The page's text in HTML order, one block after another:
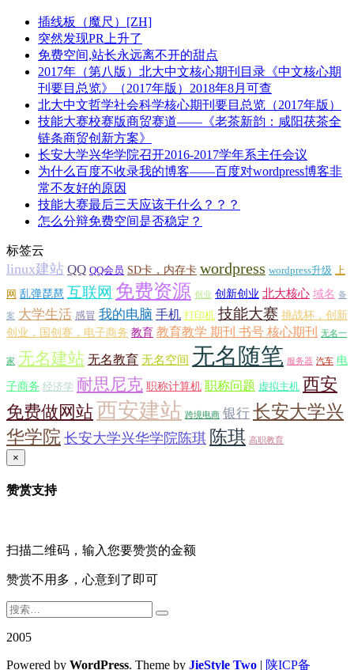
插线板（魔尺）[ZH]
突然发现PR上升了
免费空间,站长永远离不开的甜点
2017年（第八版）北大中文核心期刊目录《中文核心期
刊要目总览》（2017年版）2018年8月可查
北大中文哲学社会科学核心期刊要目总览（2017年版）
技能大赛校赛版商贸赛道——《老茶新韵：咸阳茯茶全
链条商贸创新方案》
长安大学兴华学院召开2016-2017学年系主任会议
为什么百度不收录我的博客——百度对wordpress博客非
常不友好的原因
技能大赛最后三天应该干什么？？？
怎么分辩免费空间是否稳定？
标签云
linux建站 QQ QQ会员 SD卡，内存卡 wordpress wordpress升级 上
网 乱弹琵琶 互联网 免费资源 创业 创新创业 北大核心 域名 备
案 大学生活 感冒 我的电脑 手机 打印机 技能大赛 挑战杯，创新
创业，国创赛，电子商务 教育 教育教学 期刊 书号 核心期刊 无名一
家 无名建站 无名教育 无名空间 无名随笔 服务器 汽车 电
子商务 经济学 耐思尼克 职称计算机 职称问题 虚拟主机 西安
免费做网站西安建站 跨境电商 银行 长安大学兴
华学院 长安大学兴华学院陈琪 陈琪 高职教育
×
赞赏支持
扫描二维码，输入您要赞赏的金额
赞赏不用多，心意到了即可
2005
Powered by WordPress. Theme by JieStyle Two | 陕ICP备